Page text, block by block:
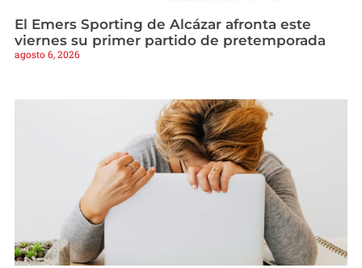
El Emers Sporting de Alcázar afronta este
viernes su primer partido de pretemporada
agosto 6, 2026